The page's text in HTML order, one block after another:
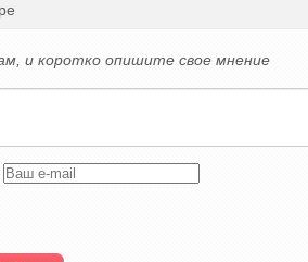
и коротко опишите свое мнение